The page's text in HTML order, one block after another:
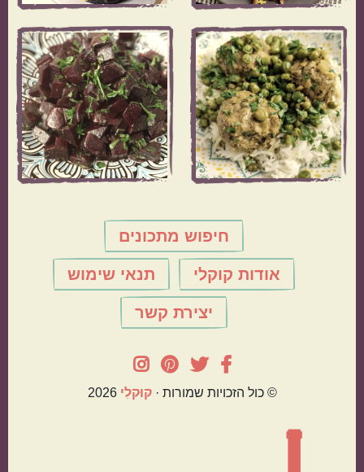
חיפוש מתכונים
אודות קוקלי תנאי שימוש
יצירת קשר
© כול הזכויות שמורות ·קוּקלִי 2026